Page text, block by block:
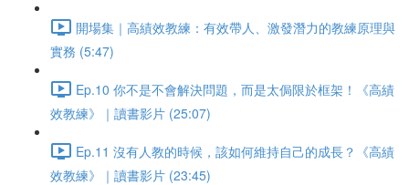
開場集｜高績效教練：有效帶人、激發潛力的教練原理與
實務 (5:47)
Ep.10 你不是不會解決問題，而是太侷限於框架！《高績
效教練》｜讀書影片 (25:07)
Ep.11 沒有人教的時候，該如何維持自己的成長？《高績
效教練》｜讀書影片 (23:45)